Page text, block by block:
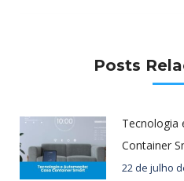
Posts
Tecnologia
Container
22 de julho